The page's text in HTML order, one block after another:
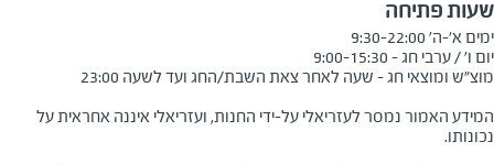
שעות פתיחה
המידע האמור נמסר לעזריאלי על-ידי החנות, ועזריאלי איננה אחראית על